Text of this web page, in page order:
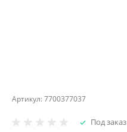
Артикул:7700377037
Под заказ